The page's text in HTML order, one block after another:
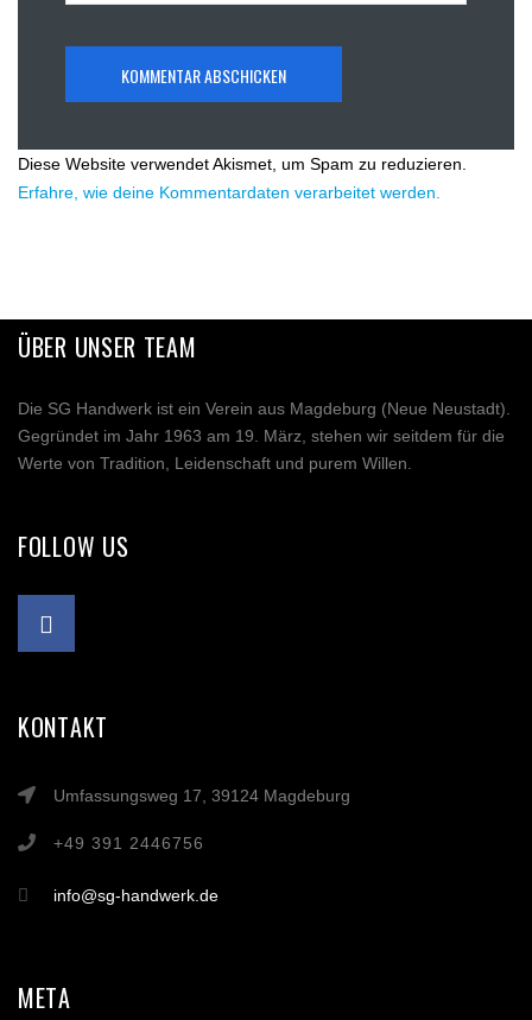
Diese Website verwendet Akismet, um Spam zu reduzieren.
Erfahre, wie deine Kommentardaten verarbeitet werden.
ÜBER UNSER TEAM
Die SG Handwerk ist ein Verein aus Magdeburg (Neue Neustadt).
Gegründet im Jahr 1963 am 19. März, stehen wir seitdem für die
Werte von Tradition, Leidenschaft und purem Willen.
FOLLOW US
KONTAKT
Umfassungsweg 17, 39124 Magdeburg
+49 391 2446756
info@sg-handwerk.de
META